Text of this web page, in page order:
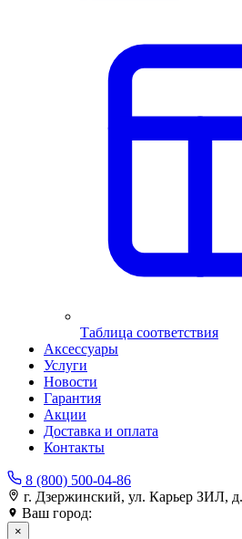
Таблица соответствия
Аксессуары
Услуги
Новости
Гарантия
Акции
Доставка и оплата
Контакты
8 (800) 500-04-86
г. Дзержинский, ул. Карьер ЗИЛ,
Ваш город:
×